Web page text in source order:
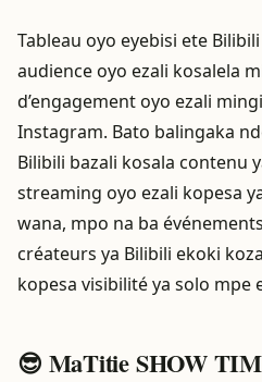
Tableau oyo eyebisi ete
audience oyo ezali kosalela
d’engagement oyo ezali
Instagram. Bato balingaka
Bilibili bazali kosala contenu
streaming oyo ezali kopesa
wana, mpo na ba
créateurs ya Bilibili ekoki
kopesa visibilité ya solo mpe
😎 MaTitie SHOW